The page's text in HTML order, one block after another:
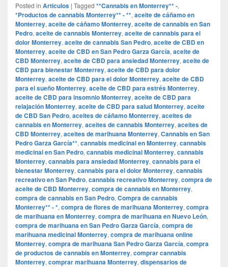
Posted in Articulos | Tagged **Cannabis en Monterrey** -,
*Productos de cannabis Monterrey** - **, aceite de cáñamo en
Monterrey, aceite de cáñamo Monterrey, aceite de cannabis en San
Pedro, aceite de cannabis Monterrey, aceite de cannabis para el
dolor Monterrey, aceite de cannabis San Pedro, aceite de CBD en
Monterrey, aceite de CBD en San Pedro Garza García, aceite de
CBD Monterrey, aceite de CBD para ansiedad Monterrey, aceite de
CBD para bienestar Monterrey, aceite de CBD para dolor
Monterrey, aceite de CBD para el dolor Monterrey, aceite de CBD
para el sueño Monterrey, aceite de CBD para estrés Monterrey,
aceite de CBD para insomnio Monterrey, aceite de CBD para
relajación Monterrey, aceite de CBD para salud Monterrey, aceite
de CBD San Pedro, aceites de cáñamo Monterrey, aceites de
cannabis en Monterrey, aceites de cannabis Monterrey, aceites de
CBD Monterrey, aceites de marihuana Monterrey, Cannabis en San
Pedro Garza García**, cannabis medicinal en Monterrey, cannabis
medicinal en San Pedro, cannabis medicinal Monterrey, cannabis
Monterrey, cannabis para ansiedad Monterrey, cannabis para el
bienestar Monterrey, cannabis para el dolor Monterrey, cannabis
recreativo en San Pedro, cannabis recreativo Monterrey, compra de
aceite de CBD Monterrey, compra de cannabis en Monterrey,
compra de cannabis en San Pedro, Compra de cannabis
Monterrey** - *, compra de flores de marihuana Monterrey, compra
de marihuana en Monterrey, compra de marihuana en Nuevo León,
compra de marihuana en San Pedro Garza García, compra de
marihuana medicinal Monterrey, compra de marihuana online
Monterrey, compra de marihuana San Pedro Garza García, compra
de productos de cannabis en Monterrey, comprar cannabis
Monterrey, comprar marihuana Monterrey, dispensarios de